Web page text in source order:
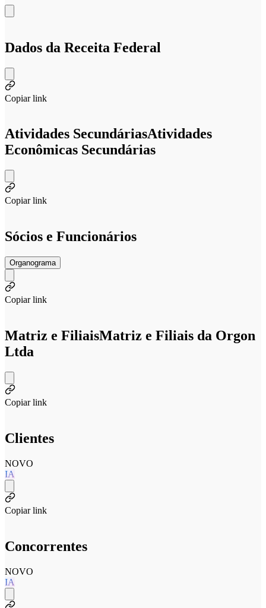
Dados da Receita Federal
Copiar link
Atividades SecundáriasAtividades
Econômicas Secundárias
Copiar link
Sócios e Funcionários
Organograma
Copiar link
Matriz e FiliaisMatriz e Filiais da Orgon
Ltda
Copiar link
Clientes
NOVO
IA
Copiar link
Concorrentes
NOVO
IA